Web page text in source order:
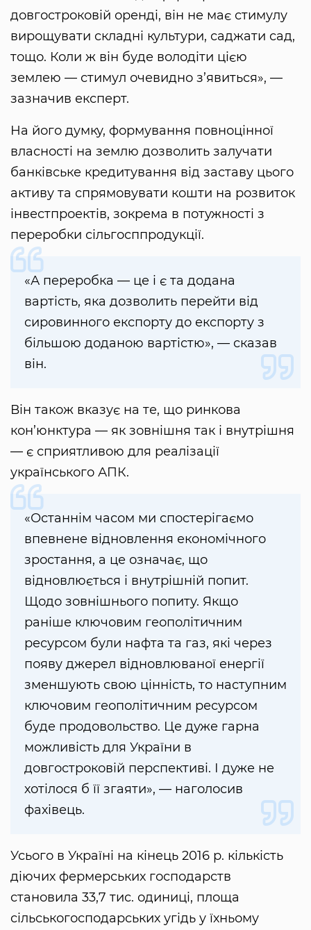
довгостроковій оренді, він не має стимулу
вирощувати складні культури, саджати сад,
тощо. Коли ж він буде володіти цією
землею — стимул очевидно з’явиться», —
зазначив експерт.
На його думку, формування повноцінної
власності на землю дозволить залучати
банківське кредитування від заставу цього
активу та спрямовувати кошти на розвиток
інвестпроектів, зокрема в потужності з
переробки сільгосппродукції.
«А переробка — це і є та додана
вартість, яка дозволить перейти від
сировинного експорту до експорту з
більшою доданою вартістю», — сказав
він.
Він також вказує на те, що ринкова
кон’юнктура — як зовнішня так і внутрішня
— є сприятливою для реалізації
українського АПК.
«Останнім часом ми спостерігаємо
впевнене відновлення економічного
зростання, а це означає, що
відновлюється і внутрішній попит.
Щодо зовнішнього попиту. Якщо
раніше ключовим геополітичним
ресурсом були нафта та газ, які через
появу джерел відновлюваної енергії
зменшують свою цінність, то наступним
ключовим геополітичним ресурсом
буде продовольство. Це дуже гарна
можливість для України в
довгостроковій перспективі. І дуже не
хотілося б її згаяти», — наголосив
фахівець.
Усього в Україні на кінець 2016 р. кількість
діючих фермерських господарств
становила 33,7 тис. одиниці, площа
сільськогосподарських угідь у їхньому